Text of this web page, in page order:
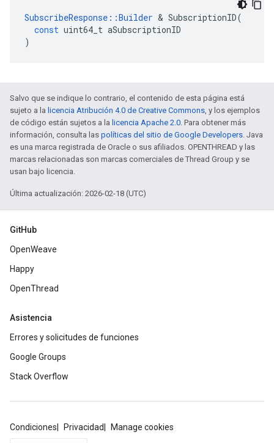
SubscribeResponse ::Builder & SubscriptionID(
const uint64_t aSubscriptionID
)
Salvo que se indique lo contrario, el contenido de esta página está
sujeto a la licencia Atribución 4.0 de Creative Commons, y los ejemplos
de código están sujetos a la licencia Apache 2.0. Para obtener más
información, consulta las políticas del sitio de Google Developers. Java
es una marca registrada de Oracle o sus afiliados. OPENTHREAD y las
marcas relacionadas son marcas comerciales de Thread Group y se
usan bajo licencia.
Última actualización: 2026-02-18 (UTC)
GitHub
OpenWeave
Happy
OpenThread
Asistencia
Errores y solicitudes de funciones
Google Groups
Stack Overflow
Condiciones Privacidad Manage cookies